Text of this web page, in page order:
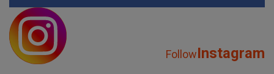
FollowInstagram